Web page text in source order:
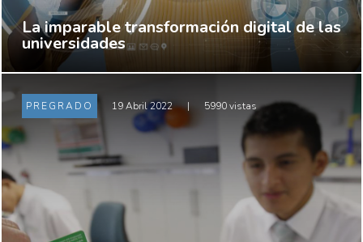
La imparable transformación digital de las
universidades
PREGRADO 19 Abril 2022 | 5990 vistas